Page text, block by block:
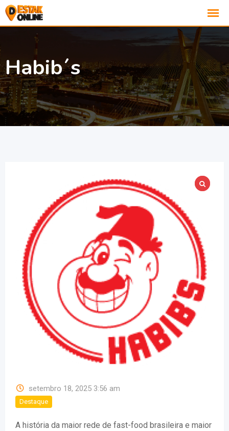
Habib´s
setembro 18, 2025 3:56 am
Destaque
A história da maior rede de fast-food brasileira e maior